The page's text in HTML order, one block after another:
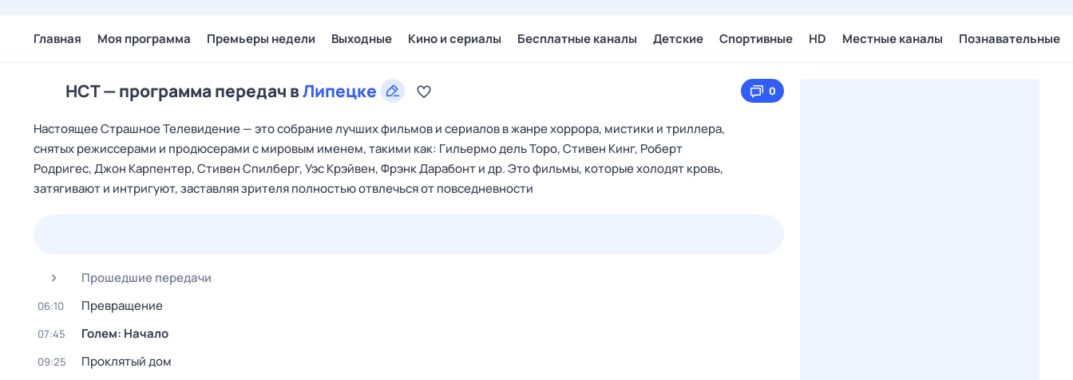
Главная Моя программа Премьеры недели Выходные Кино и сериалы Бесплатные каналы Детские Спортивные HD Местные каналы Познавательные
НСТ — программа передач вЛипецке 0
Настоящее Страшное Телевидение — это собрание лучших фильмов и сериалов в жанре хоррора, мистики и триллера,
снятых режиссерами и продюсерами с мировым именем, такими как: Гильермо дель Торо, Стивен Кинг, Роберт
Родригес, Джон Карпентер, Стивен Спилберг, Уэс Крэйвен, Фрэнк Дарабонт и др. Это фильмы, которые холодят кровь,
затягивают и интригуют, заставляя зрителя полностью отвлечься от повседневности
Прошедшие передачи
06:10 Превращение
07:45 Голем: Начало
09:25 Проклятый дом